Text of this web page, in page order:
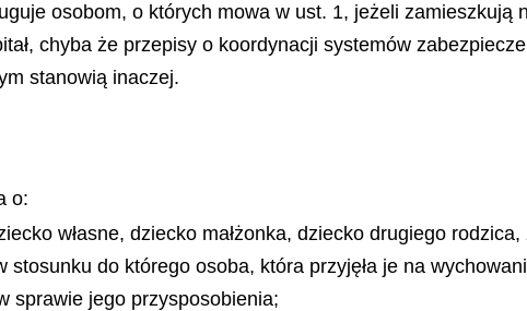
osobom, o których mowa w ust. 1, jeżeli
chyba że przepisy o koordynacji systemów
stanowią inaczej.
o:
własne, dziecko małżonka, dziecko drugiego
stosunku do którego osoba, która przyjęła je na
sprawie jego przysposobienia;